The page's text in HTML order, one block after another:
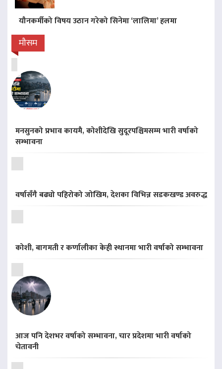
यौनकर्मीको विषय उठान गरेको सिनेमा ‘लालिमा’ हलमा
मौसम
मनसुनको प्रभाव कायमै, कोशीदेखि सुदूरपश्चिमसम्म भारी वर्षाको
सम्भावना
वर्षासँगै बढ्यो पहिरोको जोखिम, देशका विभिन्न सडकखण्ड अवरुद्ध
कोशी, बागमती र कर्णालीका केही स्थानमा भारी वर्षाको सम्भावना
आज पनि देशभर वर्षाको सम्भावना, चार प्रदेशमा भारी वर्षाको
चेतावनी